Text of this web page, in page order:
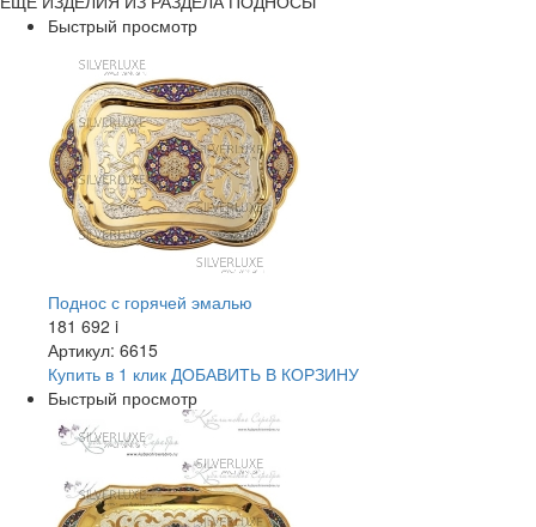
Быстрый просмотр
Поднос с горячей эмалью
181 692 i
Артикул: 6615
Купить в 1 клик ДОБАВИТЬ В КОРЗИНУ
Быстрый просмотр